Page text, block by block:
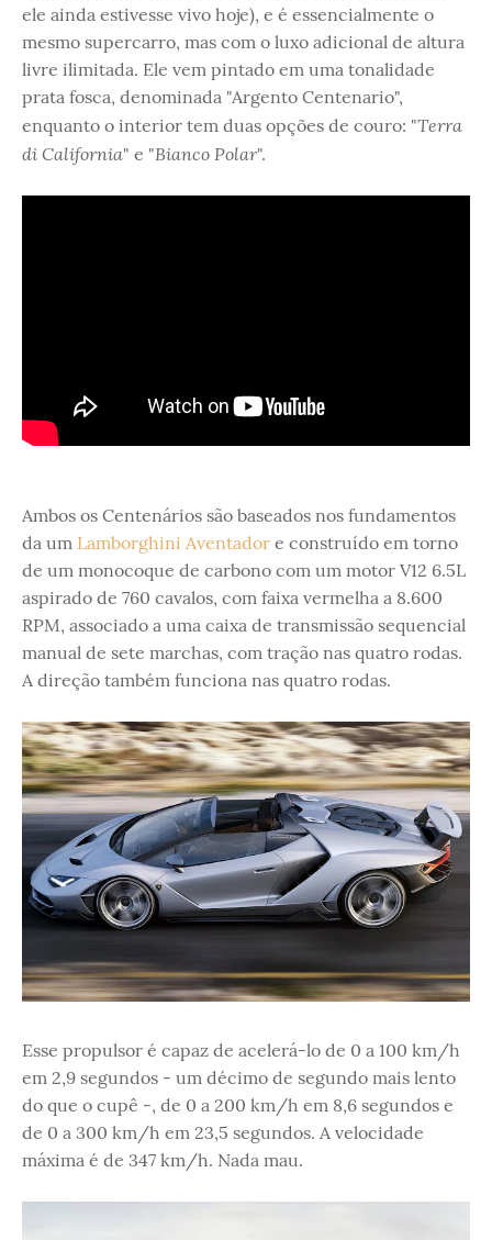
ele ainda estivesse vivo hoje), e é essencialmente o
mesmo supercarro, mas com o luxo adicional de altura
livre ilimitada. Ele vem pintado em uma tonalidade
prata fosca, denominada "Argento Centenario",
enquanto o interior tem duas opções de couro: "Terra
di California" e "Bianco Polar".
Ambos os Centenários são baseados nos fundamentos
da um Lamborghini Aventador e construído em torno
de um monocoque de carbono com um motor V12 6.5L
aspirado de 760 cavalos, com faixa vermelha a 8.600
RPM, associado a uma caixa de transmissão sequencial
manual de sete marchas, com tração nas quatro rodas.
A direção também funciona nas quatro rodas.
Esse propulsor é capaz de acelerá-lo de 0 a 100 km/h
em 2,9 segundos - um décimo de segundo mais lento
do que o cupê -, de 0 a 200 km/h em 8,6 segundos e
de 0 a 300 km/h em 23,5 segundos. A velocidade
máxima é de 347 km/h. Nada mau.